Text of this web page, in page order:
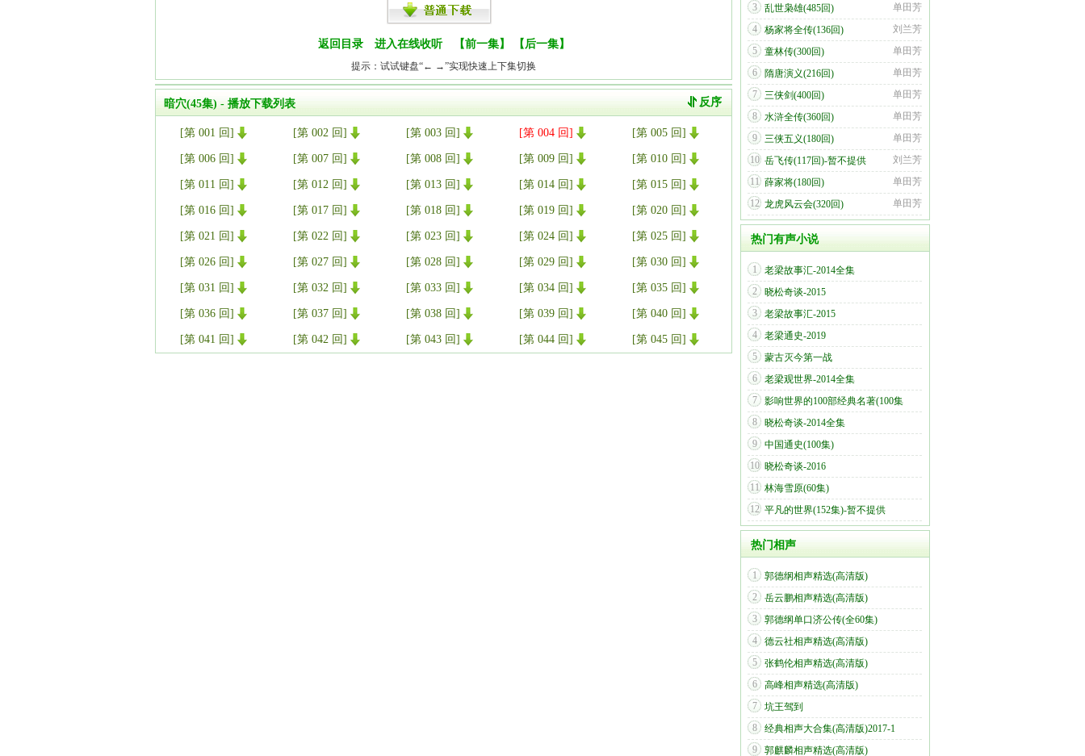
返回目录 进入在线收听【前一集】 【 后一集】
提示：试试键盘“← →”实现快速上下集切换
暗穴(45集) - 播放下载列表
[第 001 回] [第 002 回] [第 003 回] [第 004 回] [第 005 回]
[第 006 回] [第 007 回] [第 008 回] [第 009 回] [第 010 回]
[第 011 回] [第 012 回] [第 013 回] [第 014 回] [第 015 回]
[第 016 回] [第 017 回] [第 018 回] [第 019 回] [第 020 回]
[第 021 回] [第 022 回] [第 023 回] [第 024 回] [第 025 回]
[第 026 回] [第 027 回] [第 028 回] [第 029 回] [第 030 回]
[第 031 回] [第 032 回] [第 033 回] [第 034 回] [第 035 回]
[第 036 回] [第 037 回] [第 038 回] [第 039 回] [第 040 回]
[第 041 回] [第 042 回] [第 043 回] [第 044 回] [第 045 回]
单田芳
3
乱世枭雄(485回)
刘兰芳
4
杨家将全传(136回)
单田芳
5
童林传(300回)
单田芳
6
隋唐演义(216回)
单田芳
7
三侠剑(400回)
单田芳
8
水浒全传(360回)
单田芳
9
三侠五义(180回)
刘兰芳
10 岳飞传(117回)-暂不提供
单田芳
11 薛家将(180回)
单田芳
12 龙虎风云会(320回)
热门有声小说
1
老梁故事汇-2014全集
2
晓松奇谈-2015
3
老梁故事汇-2015
4
老梁通史-2019
5
蒙古灭今第一战
6
老梁观世界-2014全集
7
影响世界的100部经典名著(100集
8
晓松奇谈-2014全集
9
中国通史(100集)
10 晓松奇谈-2016
11 林海雪原(60集)
12 平凡的世界(152集)-暂不提供
热门相声
1
郭德纲相声精选(高清版)
2
岳云鹏相声精选(高清版)
3
郭德纲单口济公传(全60集)
4
德云社相声精选(高清版)
5
张鹤伦相声精选(高清版)
6
高峰相声精选(高清版)
7
坑王驾到
8
经典相声大合集(高清版)2017-1
9
郭麒麟相声精选(高清版)